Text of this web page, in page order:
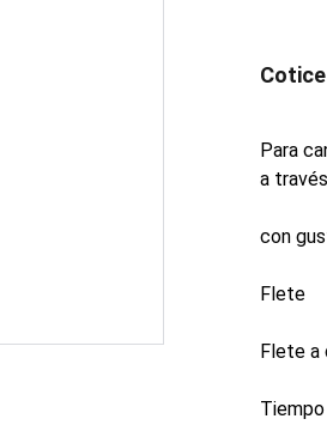
Para
a
con
Flete
Flete a